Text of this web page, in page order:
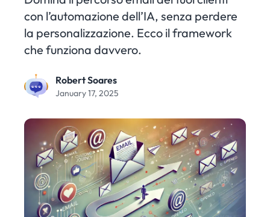
con l’automazione dell’IA, senza perdere
la personalizzazione. Ecco il framework
che funziona davvero.
Robert Soares
January 17, 2025